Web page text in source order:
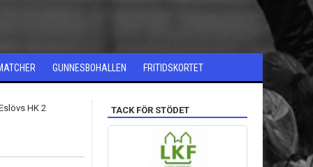
GUNNESBOHALLEN FRITIDSKORTET
TACK FÖR STÖDET